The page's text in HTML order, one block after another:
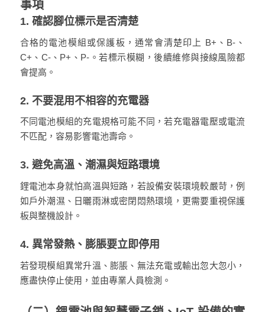
事項
1. 確認腳位標示是否清楚
合格的電池模組或保護板，通常會清楚印上 B+、B-、
C+、C-、P+、P-。若標示模糊，後續維修與接線風險都
會提高。
2. 不要混用不相容的充電器
不同電池模組的充電規格可能不同，若充電器電壓或電流
不匹配，容易影響電池壽命。
3. 避免高溫、潮濕與短路環境
鋰電池本身就怕高溫與短路，若設備安裝環境較嚴苛，例
如戶外潮濕、日曬雨淋或密閉悶熱環境，更需要重視保護
板與整機設計。
4. 異常發熱、膨脹要立即停用
若發現模組異常升溫、膨脹、無法充電或輸出忽大忽小，
應盡快停止使用，並由專業人員檢測。